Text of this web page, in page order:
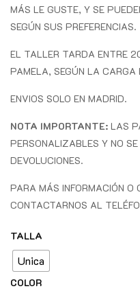
MÁS LE GUSTE, Y SE
SEGÚN SUS PREFERENCIAS.
EL TALLER TARDA ENTRE
PAMELA, SEGÚN LA CARGA
ENVIOS SOLO EN MADRID.
NOTA IMPORTANTE: LAS
PERSONALIZABLES Y NO
DEVOLUCIONES.
PARA MÁS INFORMACIÓN O
CONTACTARNOS AL
TALLA
Unica
COLOR